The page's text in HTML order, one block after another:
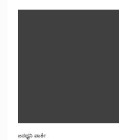
ಜನಧ್ವನಿ ವಾರ್ತೆ